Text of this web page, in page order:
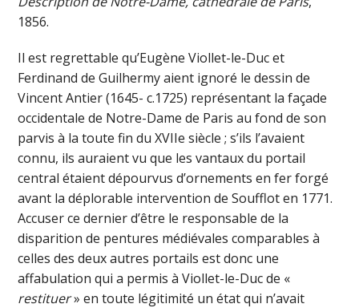
1856.
Il est regrettable qu’Eugène Viollet-le-Duc et
Ferdinand de Guilhermy aient ignoré le dessin de
Vincent Antier (1645- c.1725) représentant la façade
occidentale de Notre-Dame de Paris au fond de son
parvis à la toute fin du XVIIe siècle ; s’ils l’avaient
connu, ils auraient vu que les vantaux du portail
central étaient dépourvus d’ornements en fer forgé
avant la déplorable intervention de Soufflot en 1771.
Accuser ce dernier d’être le responsable de la
disparition de pentures médiévales comparables à
celles des deux autres portails est donc une
affabulation qui a permis à Viollet-le-Duc de «
restituer» en toute légitimité un état qui n’avait